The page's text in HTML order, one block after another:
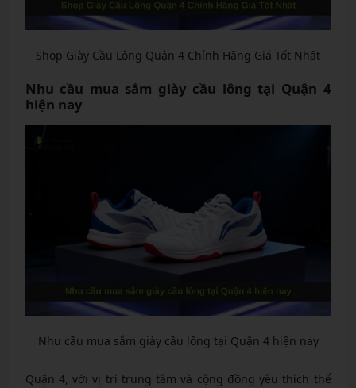
Shop Giày Cầu Lông Quận 4 Chính Hãng Giá Tốt Nhất
Nhu cầu mua sắm giày cầu lông tại Quận 4
hiện nay
Nhu cầu mua sắm giày cầu lông tại Quận 4 hiện nay
Quận 4, với vị trí trung tâm và cộng đồng yêu thích thể